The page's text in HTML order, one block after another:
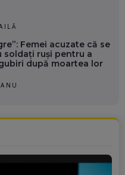
Femei acuzate că se
soldați ruși pentru a
după moartea lor